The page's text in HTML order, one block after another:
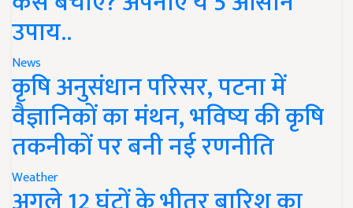
उपाय..
News
कृषि अनुसंधान परिसर, पटना में
वैज्ञानिकों का मंथन, भविष्य की कृषि
तकनीकों पर बनी नई रणनीति
Weather